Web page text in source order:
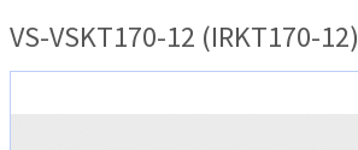
VS-VSKT170-12 (IRKT170-12)